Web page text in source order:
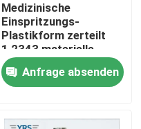
Medizinische
Einspritzungs-
Plastikform zerteilt
1,2343 materielle
HRC48-52
Anfrage absenden